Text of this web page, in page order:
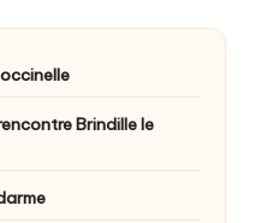
Brindille le